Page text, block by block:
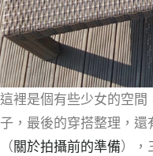
這裡是個有些少女的空
子，最後的穿搭整理，
（關於拍攝前的準備），